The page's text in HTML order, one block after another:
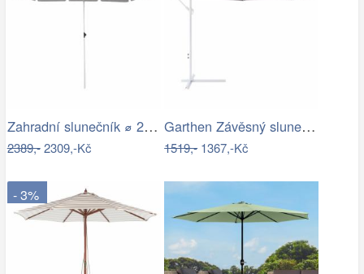
Zahradní slunečník ⌀ 2,85 m světle…
2389,-2309,-Kč
Garthen Závěsný slunečník s kličkou - 3…
1519,-1367,-Kč
- 3%